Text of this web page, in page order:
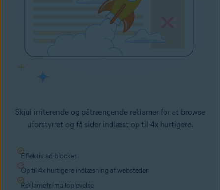
Skjul irriterende og påtrængende reklamer for at browse
uforstyrret og få sider indlæst op til 4x hurtigere.
Effektiv ad-blocker
Op til 4x hurtigere indlæsning af websteder
Reklamefri mailoplevelse